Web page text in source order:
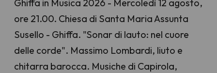
Ghiffa in Musica 2026 - Mercoledì 12 agosto,
ore 21.00. Chiesa di Santa Maria Assunta
Susello - Ghiffa. "Sonar di lauto: nel cuore
delle corde". Massimo Lombardi, liuto e
chitarra barocca. Musiche di Capirola,